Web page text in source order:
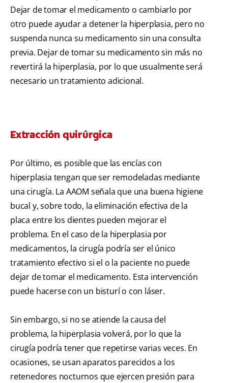
Dejar de tomar el medicamento o cambiarlo por
otro puede ayudar a detener la hiperplasia, pero no
suspenda nunca su medicamento sin una consulta
previa. Dejar de tomar su medicamento sin más no
revertirá la hiperplasia, por lo que usualmente será
necesario un tratamiento adicional.
Extracción quirúrgica
Por último, es posible que las encías con
hiperplasia tengan que ser remodeladas mediante
una cirugía. La AAOM señala que una buena higiene
bucal y, sobre todo, la eliminación efectiva de la
placa entre los dientes pueden mejorar el
problema. En el caso de la hiperplasia por
medicamentos, la cirugía podría ser el único
tratamiento efectivo si el o la paciente no puede
dejar de tomar el medicamento. Esta intervención
puede hacerse con un bisturí o con láser.
Sin embargo, si no se atiende la causa del
problema, la hiperplasia volverá, por lo que la
cirugía podría tener que repetirse varias veces. En
ocasiones, se usan aparatos parecidos a los
retenedores nocturnos que ejercen presión para